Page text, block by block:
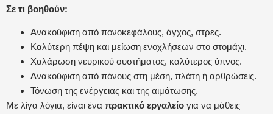
Σε τι βοηθούν:
Ανακούφιση από πονοκεφάλους, άγχος, στρες.
Καλύτερη πέψη και μείωση ενοχλήσεων στο στομάχι.
Χαλάρωση νευρικού συστήματος, καλύτερος ύπνος.
Ανακούφιση από πόνους στη μέση, πλάτη ή αρθρώσεις.
Τόνωση της ενέργειας και της αιμάτωσης.
Με λίγα λόγια, είναι ένα πρακτικό εργαλείο για να μάθεις